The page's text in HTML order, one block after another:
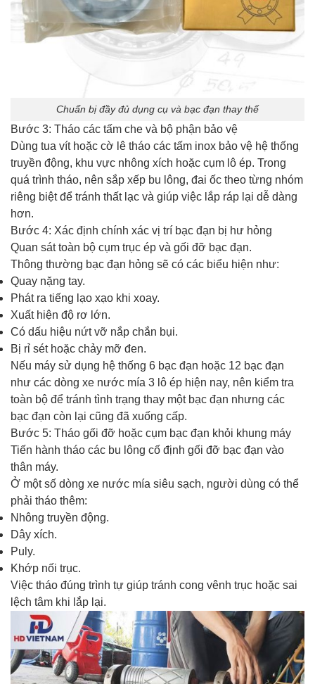
Chuẩn bị đầy đủ dụng cụ và bạc đạn thay thế
Bước 3: Tháo các tấm che và bộ phận bảo vệ
Dùng tua vít hoặc cờ lê tháo các tấm inox bảo vệ hệ thống
truyền động, khu vực nhông xích hoặc cụm lô ép. Trong
quá trình tháo, nên sắp xếp bu lông, đai ốc theo từng nhóm
riêng biệt để tránh thất lạc và giúp việc lắp ráp lại dễ dàng
hơn.
Bước 4: Xác định chính xác vị trí bạc đạn bị hư hỏng
Quan sát toàn bộ cụm trục ép và gối đỡ bạc đạn.
Thông thường bạc đạn hỏng sẽ có các biểu hiện như:
Quay nặng tay.
Phát ra tiếng lạo xạo khi xoay.
Xuất hiện độ rơ lớn.
Có dấu hiệu nứt vỡ nắp chắn bụi.
Bị rỉ sét hoặc chảy mỡ đen.
Nếu máy sử dụng hệ thống 6 bạc đạn hoặc 12 bạc đạn
như các dòng xe nước mía 3 lô ép hiện nay, nên kiểm tra
toàn bộ để tránh tình trạng thay một bạc đạn nhưng các
bạc đạn còn lại cũng đã xuống cấp.
Bước 5: Tháo gối đỡ hoặc cụm bạc đạn khỏi khung máy
Tiến hành tháo các bu lông cố định gối đỡ bạc đạn vào
thân máy.
Ở một số dòng xe nước mía siêu sạch, người dùng có thể
phải tháo thêm:
Nhông truyền động.
Dây xích.
Puly.
Khớp nối trục.
Việc tháo đúng trình tự giúp tránh cong vênh trục hoặc sai
lệch tâm khi lắp lại.